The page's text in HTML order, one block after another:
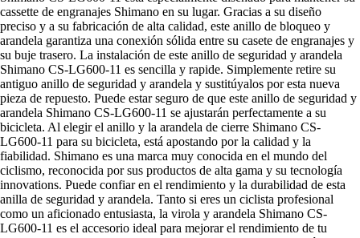
cassette de engranajes Shimano en su lugar. Gracias a su diseño
preciso y a su fabricación de alta calidad, este anillo de bloqueo y
arandela garantiza una conexión sólida entre su casete de engranajes y
su buje trasero. La instalación de este anillo de seguridad y arandela
Shimano CS-LG600-11 es sencilla y rapide. Simplemente retire su
antiguo anillo de seguridad y arandela y sustitúyalos por esta nueva
pieza de repuesto. Puede estar seguro de que este anillo de seguridad y
arandela Shimano CS-LG600-11 se ajustarán perfectamente a su
bicicleta. Al elegir el anillo y la arandela de cierre Shimano CS-
LG600-11 para su bicicleta, está apostando por la calidad y la
fiabilidad. Shimano es una marca muy conocida en el mundo del
ciclismo, reconocida por sus productos de alta gama y su tecnología
innovations. Puede confiar en el rendimiento y la durabilidad de esta
anilla de seguridad y arandela. Tanto si eres un ciclista profesional
como un aficionado entusiasta, la virola y arandela Shimano CS-
LG600-11 es el accesorio ideal para mejorar el rendimiento de tu